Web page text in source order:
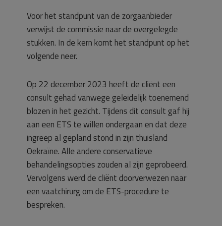
Voor het standpunt van de zorgaanbieder
verwijst de commissie naar de overgelegde
stukken. In de kern komt het standpunt op het
volgende neer.
Op 22 december 2023 heeft de cliënt een
consult gehad vanwege geleidelijk toenemend
blozen in het gezicht. Tijdens dit consult gaf hij
aan een ETS te willen ondergaan en dat deze
ingreep al gepland stond in zijn thuisland
Oekraïne. Alle andere conservatieve
behandelingsopties zouden al zijn geprobeerd.
Vervolgens werd de cliënt doorverwezen naar
een vaatchirurg om de ETS-procedure te
bespreken.